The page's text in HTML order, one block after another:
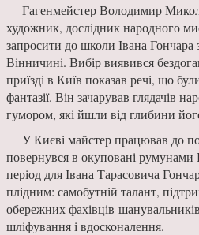
Гагенмейстер Володимир
художник, дослідник народного
запросити до школи Івана
Вінничині. Вибір виявився
приїзді в Київ показав речі, що
фантазії. Він зачарував глядачів
гумором, які йшли від глибини
У Києві майстер працював до
повернувся в окуповані
період для Івана Тарасовича
плідним: самобутній талант,
обережних фахівців-
шліфування і вдосконалення.